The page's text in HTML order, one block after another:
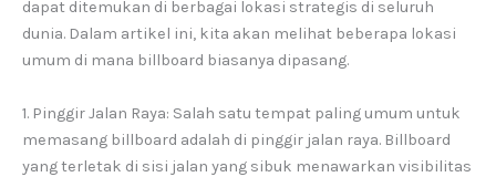
dapat ditemukan di berbagai lokasi strategis di seluruh
dunia. Dalam artikel ini, kita akan melihat beberapa lokasi
umum di mana billboard biasanya dipasang.
1. Pinggir Jalan Raya: Salah satu tempat paling umum untuk
memasang billboard adalah di pinggir jalan raya. Billboard
yang terletak di sisi jalan yang sibuk menawarkan visibilitas